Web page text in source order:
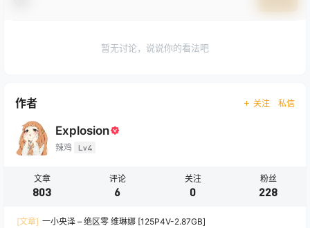
暂无讨论，说说你的看法吧
作者 关注 私信
Explosion
辣鸡 Lv4
文章
803
评论
6
关注
0
粉丝
228
[文章] 一小央泽 – 绝区零 维琳娜 [125P4V-2.87GB]